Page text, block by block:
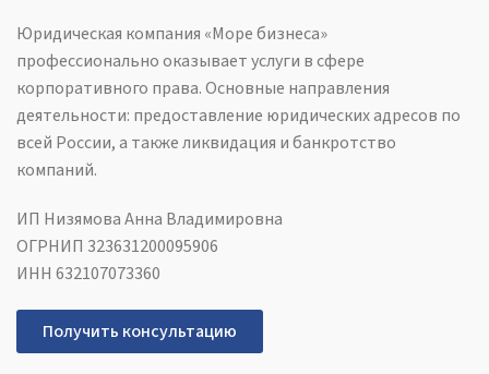
Юридическая компания «Море бизнеса»
профессионально оказывает услуги в сфере
корпоративного права. Основные направления
деятельности: предоставление юридических адресов по
всей России, а также ликвидация и банкротство
компаний.
ИП Низямова Анна Владимировна
ОГРНИП 323631200095906
ИНН 632107073360
Получить консультацию